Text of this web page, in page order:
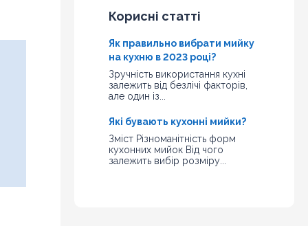
Корисні статті
Як правильно вибрати мийку
на кухню в 2023 році?
Зручність використання кухні
залежить від безлічі факторів,
але один із...
Які бувають кухонні мийки?
Зміст Різноманітність форм
кухонних мийок Від чого
залежить вибір розміру...